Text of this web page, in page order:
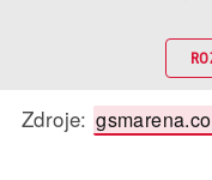
Zdroje: